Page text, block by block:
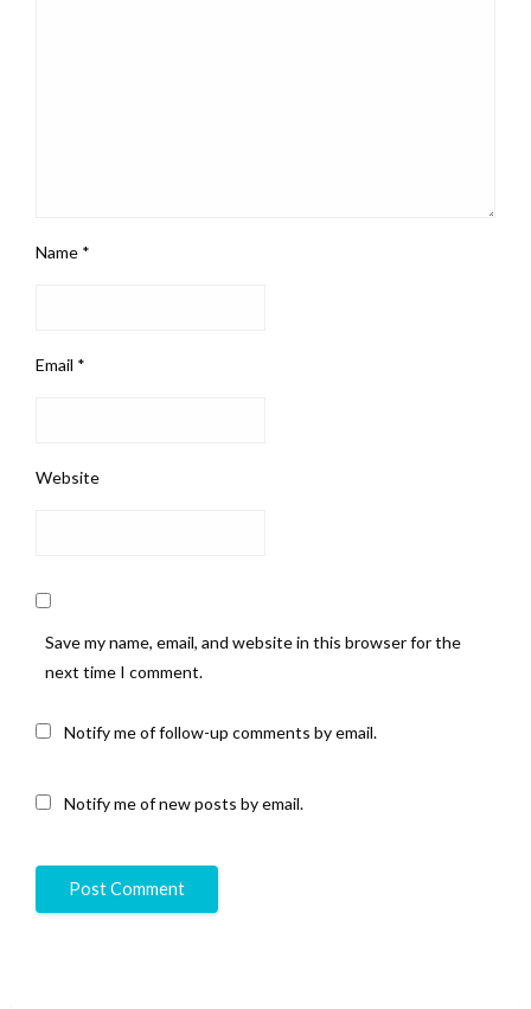
Name *
Email *
Website
Save my name, email, and website in this browser for the
next time I comment.
Notify me of follow-up comments by email.
Notify me of new posts by email.